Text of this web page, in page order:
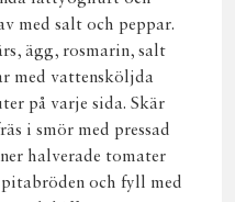
med salt och peppar.
ägg, rosmarin, salt
med vattensköljda
på varje sida. Skär
i smör med pressad
halverade tomater
och fyll med